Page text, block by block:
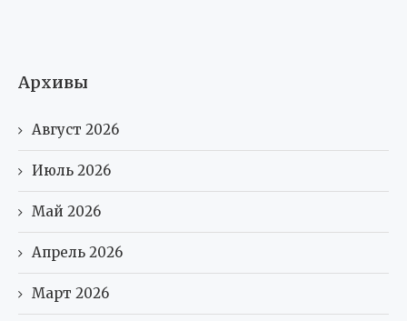
Архивы
Август 2026
Июль 2026
Май 2026
Апрель 2026
Март 2026